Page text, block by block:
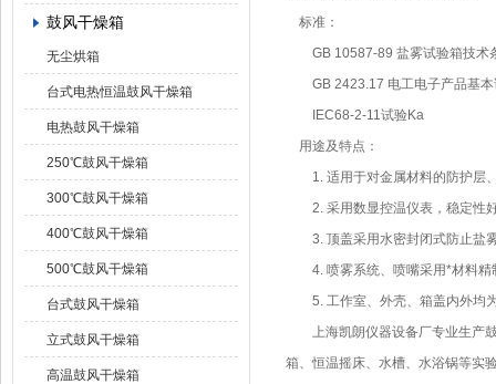
鼓风干燥箱
无尘烘箱
台式电热恒温鼓风干燥箱
电热鼓风干燥箱
250℃鼓风干燥箱
300℃鼓风干燥箱
400℃鼓风干燥箱
500℃鼓风干燥箱
台式鼓风干燥箱
立式鼓风干燥箱
高温鼓风干燥箱
标准：
GB 10587-89 盐雾试验箱技术
GB 2423.17 电工电子产品基本
IEC68-2-11试验Ka
用途及特点：
1. 适用于对金属材料的防护层、
2. 采用数显控温仪表，稳定性
3. 顶盖采用水密封闭式防止盐雾
4. 喷雾系统、喷嘴采用*材料精
5. 工作室、外壳、箱盖内外均为
上海凯朗仪器设备厂专业生产鼓
箱、恒温摇床、水槽、水浴锅等实